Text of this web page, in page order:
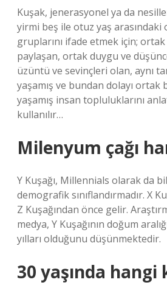
Kuşak, jenerasyonel ya da
yirmi beş ile otuz yaş arasındaki
gruplarını ifade etmek için;
paylaşan, ortak duygu ve
üzüntü ve sevinçleri olan, aynı
yaşamış ve bundan dolayı ortak
yaşamış insan topluluklarını
kullanılır…
Milenyum çağı
Y Kuşağı, Millennials olarak da
demografik sınıflandırmadır. X
Z Kuşağından önce gelir.
medya, Y Kuşağının doğum
yılları olduğunu düşünmektedir.
30 yaşında hangi